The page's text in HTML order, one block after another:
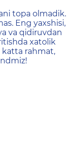
topa olmadik.
Eng yaxshisi,
va qidiruvdan
xatolik
katta rahmat,